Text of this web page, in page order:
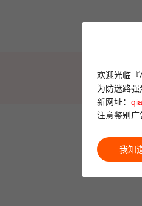
欢迎光临『
为防迷路
新网址：
注意鉴别广
我知